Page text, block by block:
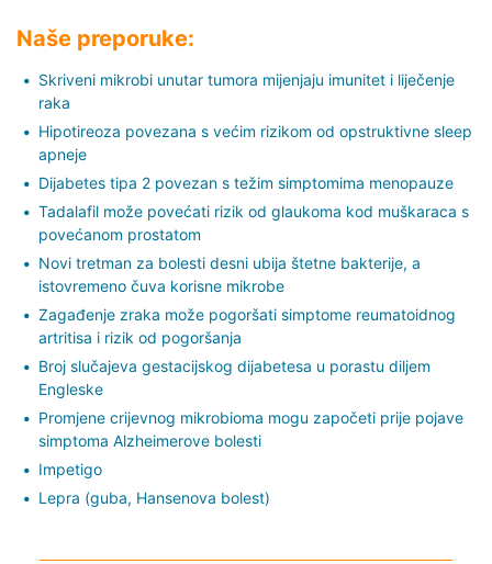
Naše preporuke:
Skriveni mikrobi unutar tumora mijenjaju imunitet i liječenje
raka
Hipotireoza povezana s većim rizikom od opstruktivne sleep
apneje
Dijabetes tipa 2 povezan s težim simptomima menopauze
Tadalafil može povećati rizik od glaukoma kod muškaraca s
povećanom prostatom
Novi tretman za bolesti desni ubija štetne bakterije, a
istovremeno čuva korisne mikrobe
Zagađenje zraka može pogoršati simptome reumatoidnog
artritisa i rizik od pogoršanja
Broj slučajeva gestacijskog dijabetesa u porastu diljem
Engleske
Promjene crijevnog mikrobioma mogu započeti prije pojave
simptoma Alzheimerove bolesti
Impetigo
Lepra (guba, Hansenova bolest)